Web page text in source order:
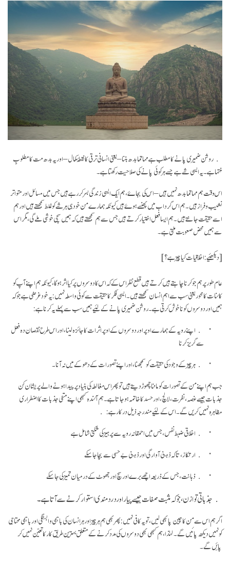
روشن ضمیری پانے کا مطلب ہے مہاتما بدھ بننا – یعنی انسانی ترقی کا نقطۂ کمال – اور یہ بدھ مت کا مطلوبِ
منتہا ہے۔ یہ ایسی شے ہے جسے ہر کوئی پانے کی صلاحیت رکھتا ہے۔
اس وقت ہم مہاتما بدھ نہیں ہیں – اس کی بجاۓ، ہم ایک ایسی زندگی بسر کر رہے ہیں جس میں مسائل اور متواتر
نشیب و فراز ہیں۔ ہم اس گرداب میں پھنسے ہوۓ ہیں کیونکہ ہمارے من خود ہی ہر شے کو غلط سمجھتے ہیں اور ہم
اسے حقیقت جانتے ہیں۔ ہم ایسا فعل اختیار کرتے ہیں جس سے ہم سمجھتے ہیں کہ ہمیں سچی خوشی ملے گی، مگر اس
سے ہمیں محض صعوبت ملتی ہے۔
[دیکھئیے: اخلاقیات کیا چیز ہے؟]
عام طور پر ہم جو کرنا چاہتے ہیں کرتے ہیں قطع نظر اس کے کہ اس کا دوسروں پر کیا اثر ہوگا، کیونکہ ہم اپنے آپ کو
کائنات کا محور یعنی سب سے اہم انسان سمجھتے ہیں۔ ایسی فکر کا حقیقت سے کوئی واسطہ نہیں: یہ خود غرضی ہے جو کہ
ہمیں اور دوسروں کو ناخوش کرتی ہے۔ روشن ضمیری پانے کے لئیے ہمیں سب سے پہلے یہ کرنا ہے:
اپنے رویہ کے ہمارے اوپر اور دوسروں کے اوپر اثرات کا جائزہ لینا، اور اس طرح نقصان دہ فعل
سے گریز کرنا
ہر چیز کے وجود کی حقیقت کو سمجھنا، اور اپنے تصورات کے دھوکے میں نہ آنا۔
جب ہم اپنے من کے تصورات کو ماننا چھوڑ دیتے ہیں تو پھر اس مغالطہ کی بنیاد پر پیدا ہونے والے پریشان کن
جذبات جیسے غصہ، نفرت، لالچ، اور حسد کا خاتمہ ہو جاتا ہے۔ ہم آئندہ کبھی اپنے منفی جذبات کا اضطراری
مظاہرہ نہیں کریں گے۔ اس کے لئیے مندرجہ ذیل درکار ہے:
اخلاقی ضبط نفس، جس میں احمقانہ رویہ سے پرہیز کی شکتی شامل ہے
ارتکاز، تا کہ ذہنی آوارگی اور ذہنی بے حسی سے بچا جا سکے
ذہانت، جس کے ذریعہ اچھے برے اور سچ اور جھوٹ کے درمیان تمیز کی جا سکے
جذباتی توازن، جو کہ مثبت صفات جیسے پیار اور درد مندی استوار کرنے سے آتا ہے۔
اگر ہم اس سے من کا چین پا بھی لیں، تو یہ کافی نہیں: پھر بھی ہم ہر چیز اور ہر انسان کی باہمی وابستگی اور باہمی محتاجی
کو نہیں دیکھ پائیں گے۔ لہٰذا، ہم کبھی بھی دوسروں کی مدد کرنے کے متعلق بہترین طریق کار کا تعیّن نہیں کر
پائِں گے۔